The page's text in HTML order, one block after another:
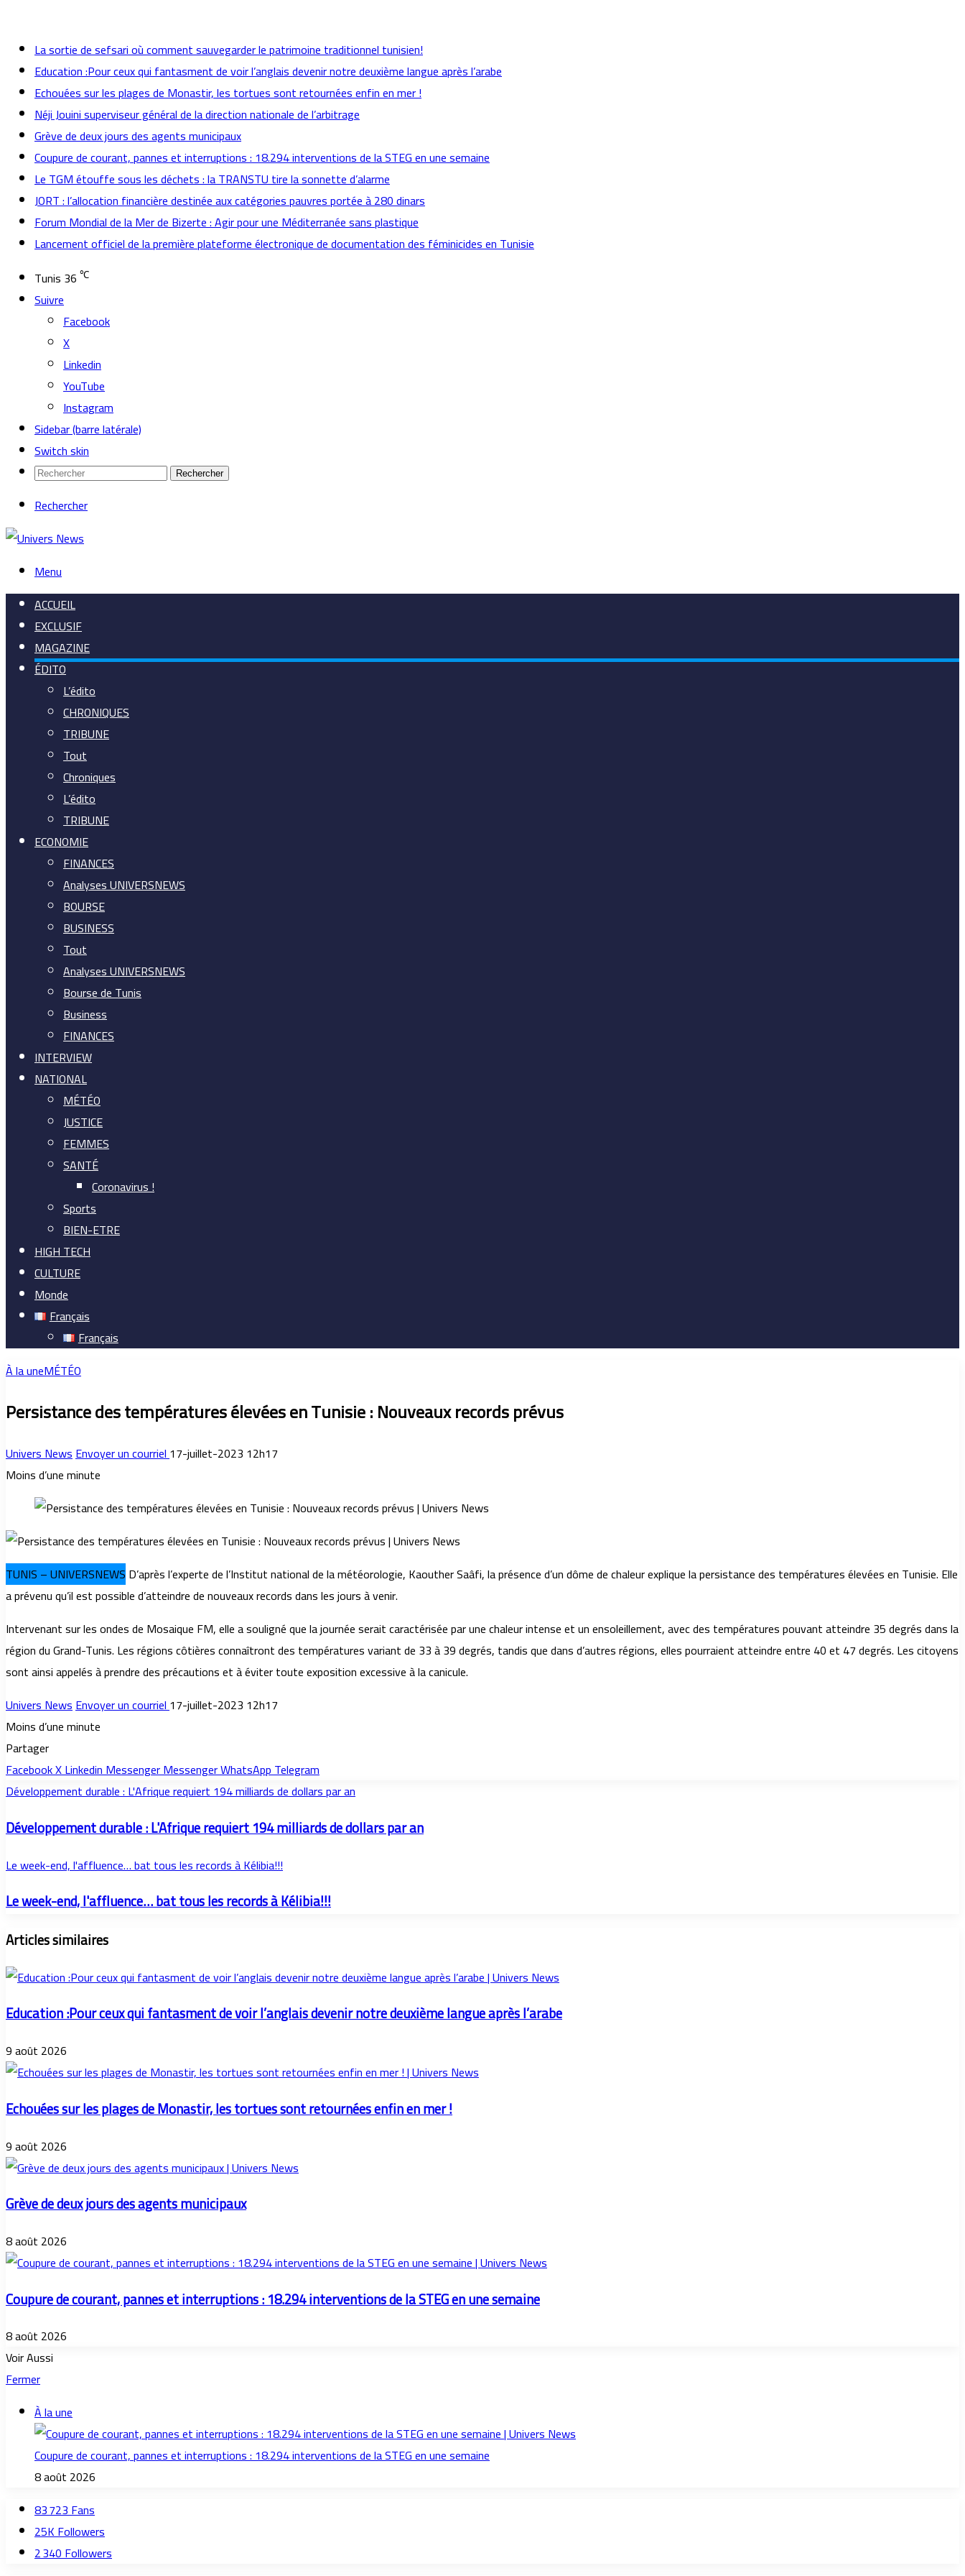
La sortie de sefsari où comment sauvegarder le patrimoine traditionnel tunisien!
Education :Pour ceux qui fantasment de voir l’anglais devenir notre deuxième langue après l’arabe
Echouées sur les plages de Monastir, les tortues sont retournées enfin en mer !
Néji Jouini superviseur général de la direction nationale de l’arbitrage
Grève de deux jours des agents municipaux
Coupure de courant, pannes et interruptions : 18.294 interventions de la STEG en une semaine
Le TGM étouffe sous les déchets : la TRANSTU tire la sonnette d’alarme
JORT : l’allocation financière destinée aux catégories pauvres portée à 280 dinars
Forum Mondial de la Mer de Bizerte : Agir pour une Méditerranée sans plastique
Lancement officiel de la première plateforme électronique de documentation des féminicides en Tunisie
Tunis 36 ℃
Suivre
Facebook
X
Linkedin
YouTube
Instagram
Sidebar (barre latérale)
Switch skin
Rechercher
Rechercher
Menu
ACCUEIL
EXCLUSIF
MAGAZINE
ÉDITO
L’édito
CHRONIQUES
TRIBUNE
Tout
Chroniques
L’édito
TRIBUNE
ECONOMIE
FINANCES
Analyses UNIVERSNEWS
BOURSE
BUSINESS
Tout
Analyses UNIVERSNEWS
Bourse de Tunis
Business
FINANCES
INTERVIEW
NATIONAL
MÉTÉO
JUSTICE
FEMMES
SANTÉ
Coronavirus !
Sports
BIEN-ETRE
HIGH TECH
CULTURE
Monde
Français
Français
À la uneMÉTÉO
Persistance des températures élevées en Tunisie : Nouveaux records prévus
Univers NewsEnvoyer un courriel17-juillet-2023 12h17
Moins d’une minute
TUNIS – UNIVERSNEWS D’après l’experte de l’Institut national de la météorologie, Kaouther Saâfi, la présence d’un dôme de chaleur explique la persistance des températures élevées en Tunisie. Elle
a prévenu qu’il est possible d’atteindre de nouveaux records dans les jours à venir.
Intervenant sur les ondes de Mosaique FM, elle a souligné que la journée serait caractérisée par une chaleur intense et un ensoleillement, avec des températures pouvant atteindre 35 degrés dans la
région du Grand-Tunis. Les régions côtières connaîtront des températures variant de 33 à 39 degrés, tandis que dans d’autres régions, elles pourraient atteindre entre 40 et 47 degrés. Les citoyens
sont ainsi appelés à prendre des précautions et à éviter toute exposition excessive à la canicule.
Univers NewsEnvoyer un courriel17-juillet-2023 12h17
Moins d’une minute
Partager
FacebookXLinkedinMessengerMessengerWhatsAppTelegram
Développement durable : L'Afrique requiert 194 milliards de dollars par an
Développement durable : L'Afrique requiert 194 milliards de dollars par an
Le week-end, l'affluence… bat tous les records à Kélibia!!!
Le week-end, l'affluence… bat tous les records à Kélibia!!!
Articles similaires
Education :Pour ceux qui fantasment de voir l’anglais devenir notre deuxième langue après l’arabe
9 août 2026
Echouées sur les plages de Monastir, les tortues sont retournées enfin en mer !
9 août 2026
Grève de deux jours des agents municipaux
8 août 2026
Coupure de courant, pannes et interruptions : 18.294 interventions de la STEG en une semaine
8 août 2026
Voir Aussi
Fermer
À la une
Coupure de courant, pannes et interruptions : 18.294 interventions de la STEG en une semaine
8 août 2026
83 723Fans
25KFollowers
2 340Followers